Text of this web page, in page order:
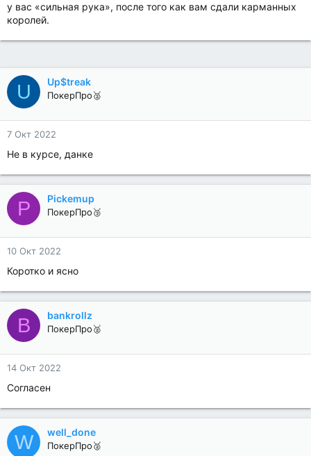
у вас «сильная рука», после того как вам сдали карманных
королей.
U Up$treak
ПокерПро🥈
7 Окт 2022
Не в курсе, данке
P Pickemup
ПокерПро🥉
10 Окт 2022
Коротко и ясно
B bankrollz
ПокерПро🥈
14 Окт 2022
Согласен
W well_done
ПокерПро🥈